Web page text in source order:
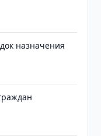
назначения